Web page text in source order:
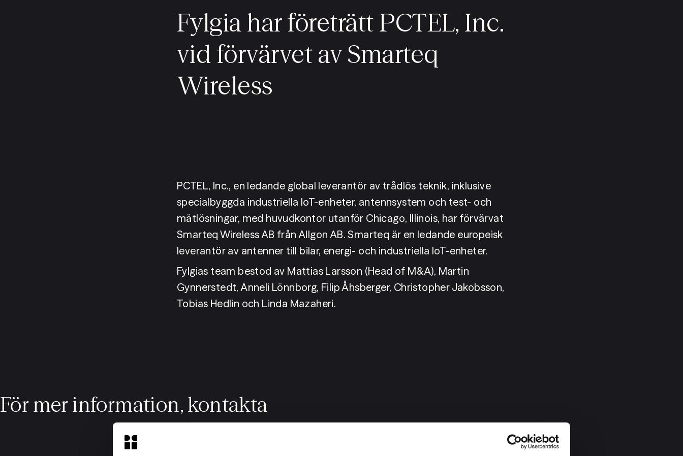
Fylgia har företrätt PCTEL, Inc.
vid förvärvet av Smarteq
Wireless
PCTEL, Inc., en ledande global leverantör av trådlös teknik, inklusive
specialbyggda industriella IoT-enheter, antennsystem och test- och
mätlösningar, med huvudkontor utanför Chicago, Illinois, har förvärvat
Smarteq Wireless AB från Allgon AB. Smarteq är en ledande europeisk
leverantör av antenner till bilar, energi- och industriella IoT-enheter.
Fylgias team bestod av Mattias Larsson (Head of M&A), Martin
Gynnerstedt, Anneli Lönnborg, Filip Åhsberger, Christopher Jakobsson,
Tobias Hedlin och Linda Mazaheri.
För mer information, kontakta